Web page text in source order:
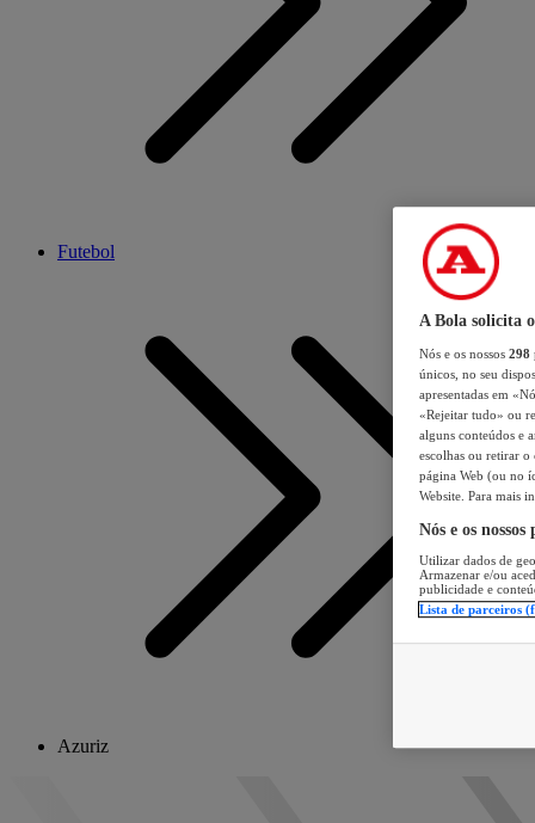
Futebol
Azuriz
A Bola solicita
Nós e os nossos 298
únicos, no seu
apresentadas em
«Rejeitar tudo» ou
alguns conteúdos e
escolhas ou retirar
página Web (ou no
Website. Para mais
Nós e os
Utilizar dados de
Armazenar e/ou
publicidade e
Lista de parceiros